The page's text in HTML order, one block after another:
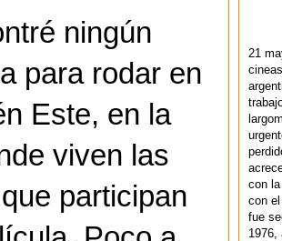
ningún
para rodar en
Este, en la
viven las
participan
21
con
con
fue
1976,